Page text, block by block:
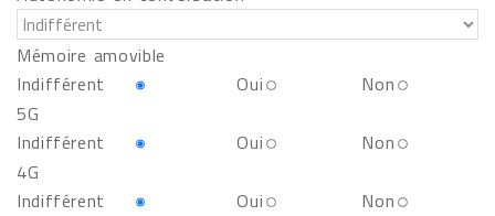
Mémoire amovible
Indifférent
Oui
Non
5G
Indifférent
Oui
Non
4G
Indifférent
Oui
Non